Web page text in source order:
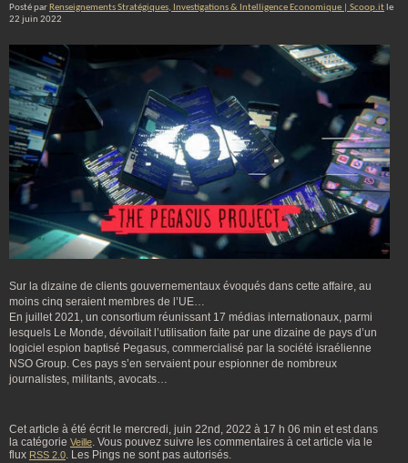
Posté par Renseignements Stratégiques, Investigations & Intelligence Economique | Scoop.it le
22 juin 2022
Sur la dizaine de clients gouvernementaux évoqués dans cette affaire, au
moins cinq seraient membres de l’UE…
En juillet 2021, un consortium réunissant 17 médias internationaux, parmi
lesquels Le Monde, dévoilait l’utilisation faite par une dizaine de pays d’un
logiciel espion baptisé Pegasus, commercialisé par la société israélienne
NSO Group. Ces pays s’en servaient pour espionner de nombreux
journalistes, militants, avocats…
Cet article à été écrit le mercredi, juin 22nd, 2022 à 17 h 06 min et est dans
la catégorie Veille. Vous pouvez suivre les commentaires à cet article via le
flux RSS 2.0. Les Pings ne sont pas autorisés.